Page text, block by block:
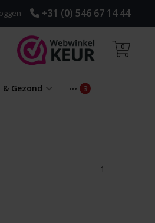
+31 (0) 546 67 14 44
0
& Gezond
1